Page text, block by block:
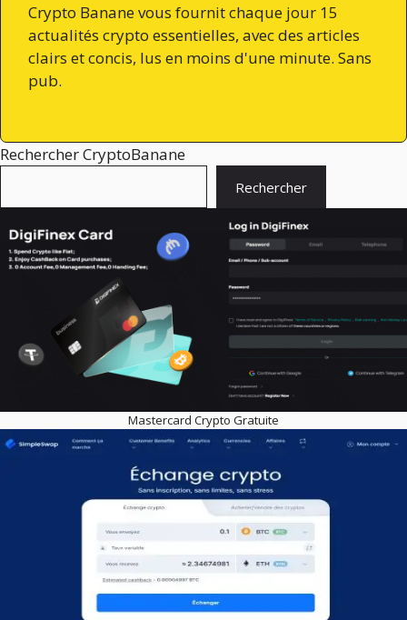
Crypto Banane vous fournit chaque jour 15
actualités crypto essentielles, avec des articles
clairs et concis, lus en moins d'une minute. Sans
pub.
Rechercher CryptoBanane
Rechercher
Mastercard Crypto Gratuite